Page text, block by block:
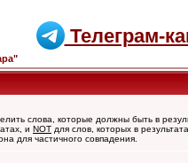
Телеграм-
слова, которые должны быть в
и NOT для слов, которых в
для частичного совпадения.